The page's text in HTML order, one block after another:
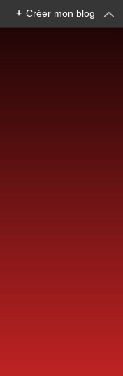
+ Créer mon blog